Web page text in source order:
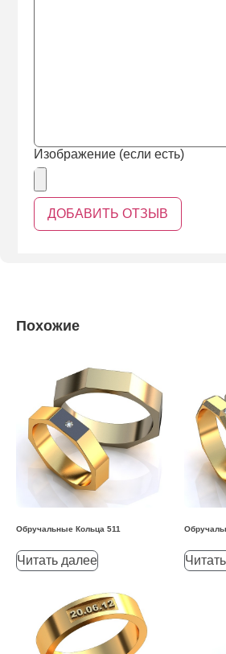
Изображение (если есть)
Похожие
Обручальные Кольца 511
Читать далее